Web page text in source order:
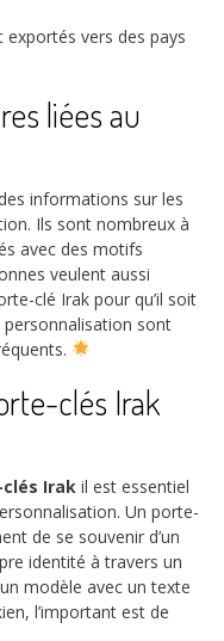
exportés vers des pays
liées au
informations sur les
Ils sont nombreux à
avec des motifs
veulent aussi
clé Irak pour qu’il soit
sont
clés Irak
Irak il est essentiel
Un porte-
de se souvenir d’un
identité à travers un
modèle avec un texte
l’important est de